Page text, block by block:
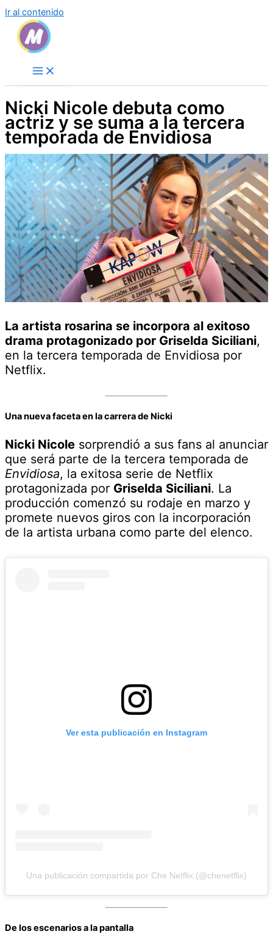
Ir al contenido
Nicki Nicole debuta como
actriz y se suma a la tercera
temporada de Envidiosa
La artista rosarina se incorpora al exitoso
drama protagonizado por Griselda Siciliani,
en la tercera temporada de Envidiosa por
Netflix.
Una nueva faceta en la carrera de Nicki
Nicki Nicole sorprendió a sus fans al anunciar
que será parte de la tercera temporada de
Envidiosa, la exitosa serie de Netflix
protagonizada por Griselda Siciliani. La
producción comenzó su rodaje en marzo y
promete nuevos giros con la incorporación
de la artista urbana como parte del elenco.
Ver esta publicación en Instagram
Una publicación compartida por Che Netflix (@chenetflix)
De los escenarios a la pantalla